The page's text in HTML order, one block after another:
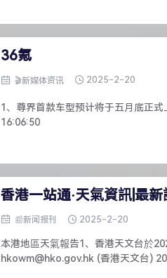
36氪
🎬新媒体资讯 2025-2-20
1、尊界首款车型预计将于五月底
16:06:50
香港一站通·天氣資訊|最新
📰新闻报刊 2025-2-20
本港地區天氣報告1、香港天文台於
hkowm@hko.gov.hk (香港天文台)